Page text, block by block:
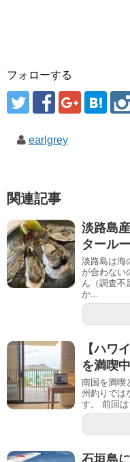
フォローする
earlgrey
関連記事
淡路島
タール
淡路島は海
が合わない
ん（調査不
か...
【ハワ
を満喫
南国を満喫
州釣りでは
す。 前回